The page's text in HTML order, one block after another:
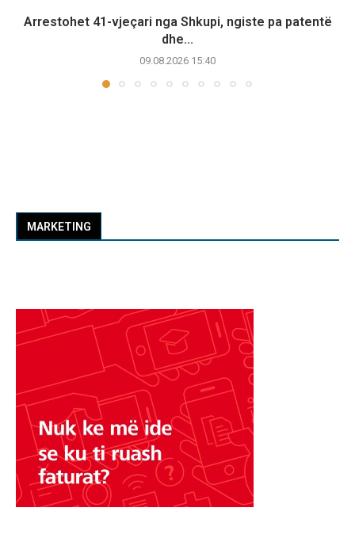
Arrestohet 41-vjeçari nga Shkupi, ngiste pa patentë
dhe...
09.08.2026 15:40
MARKETING